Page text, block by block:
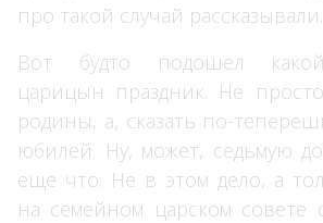
про такой случай рассказывали.
Вот будто подошел
царицын праздник. Не
родины, а, сказать по-
юбилей. Ну, может, седьмую
еще что. Не в этом дело, а
на семейном царском совете